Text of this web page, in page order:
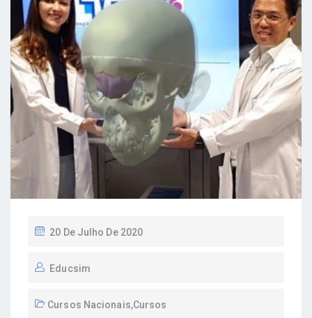
P
S
E
20 De Julho De 2020
Educsim
Cursos Nacionais,Cursos